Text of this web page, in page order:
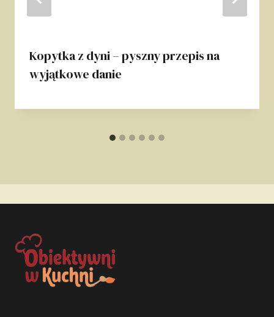
Kopytka z dyni – pyszny przepis na
wyjątkowe danie